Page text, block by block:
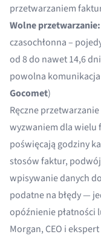
przetwarzaniem
Wolne przetwarzanie:
czasochłonna –
od 8 do nawet 14,6
powolna
Gocomet)
Ręczne
wyzwaniem dla wielu
poświęcają godziny
stosów faktur,
wpisywanie danych
podatne na błędy —
opóźnienie płatności
Morgan, CEO i